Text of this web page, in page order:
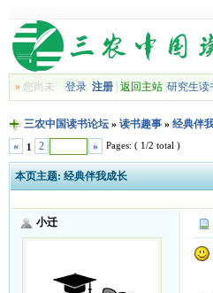
»您尚未 登录 注册| 返回主站| 研究生读
三农中国读书论坛» 读书趣事» 经典伴
«
1 2 » Pages: ( 1/2 total )
本页主题: 经典伴我成长
小迁